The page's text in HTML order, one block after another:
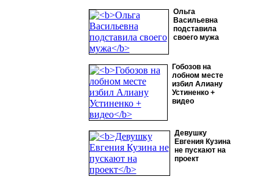
Ольга
Васильевна
подставила
своего мужа
Гобозов на
лобном месте
избил Алиану
Устиненко +
видео
Девушку
Евгения Кузина
не пускают на
проект